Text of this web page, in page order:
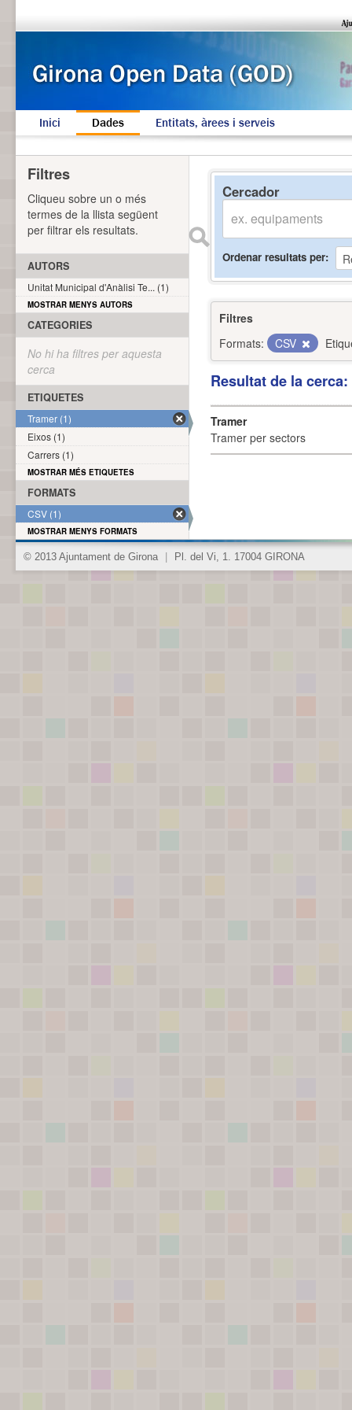
Inici Dades Entitats, àrees i serveis
Cercador
Ordenar resultats per
Filtres
Formats:
CSV
Resultat de la
Tramer
Tramer per sectors
Filtres
Cliqueu sobre un o més
termes de la llista següent
per filtrar els resultats.
AUTORS
Unitat Municipal d'Anàlisi Te... (1)
MOSTRAR MENYS AUTORS
CATEGORIES
No hi ha filtres per aquesta
cerca
ETIQUETES
Tramer (1)
Eixos (1)
Carrers (1)
MOSTRAR MÉS ETIQUETES
FORMATS
CSV (1)
MOSTRAR MENYS FORMATS
© 2013 Ajuntament de Girona Pl. del Vi, 1. 17004 GIRONA